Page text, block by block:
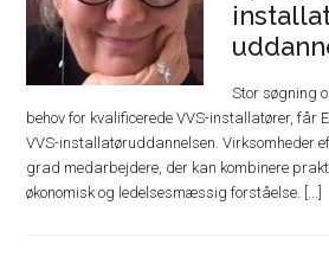
Stor søgning
behov for kvalificerede VVS-installatører, får
VVS-installatøruddannelsen. Virksomheder
grad medarbejdere, der kan kombinere
økonomisk og ledelsesmæssig forståelse. [...]